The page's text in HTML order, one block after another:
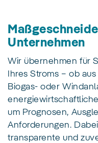
Unternehmen
Wir übernehmen für
Ihres Stroms – ob
Biogas- oder
um Prognosen,
Anforderungen.
transparente und